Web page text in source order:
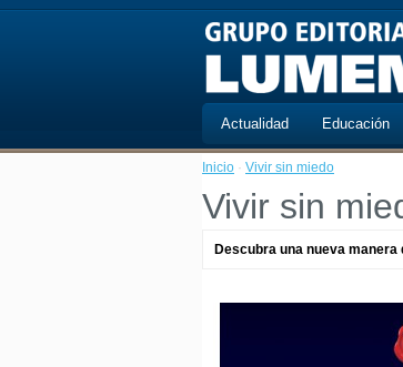
Actualidad Educación
Inicio · Vivir sin miedo
Vivir sin
Descubra una nueva